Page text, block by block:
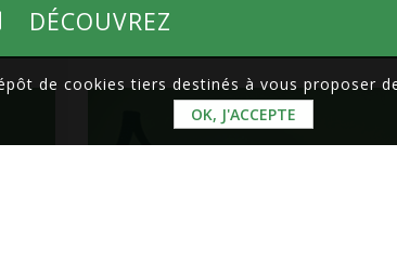
DÉCOUVREZ
de cookies tiers destinés à vous proposer
OK, J'ACCEPTE